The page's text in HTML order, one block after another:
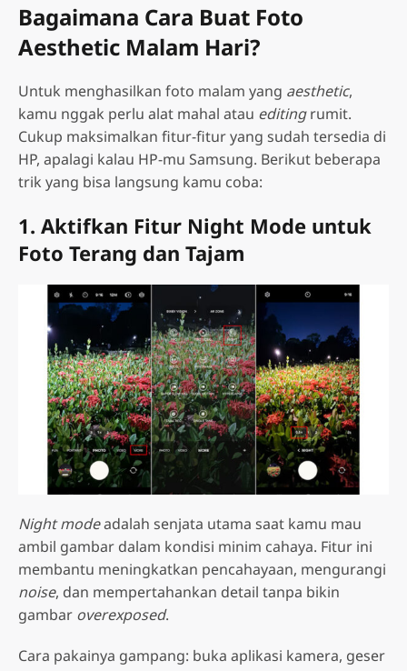
Bagaimana Cara Buat Foto
Aesthetic Malam Hari?
Untuk menghasilkan foto malam yang aesthetic,
kamu nggak perlu alat mahal atau editingrumit.
Cukup maksimalkan fitur-fitur yang sudah tersedia di
HP, apalagi kalau HP-mu Samsung. Berikut beberapa
trik yang bisa langsung kamu coba:
1. Aktifkan Fitur Night Mode untuk
Foto Terang dan Tajam
Night modeadalah senjata utama saat kamu mau
ambil gambar dalam kondisi minim cahaya. Fitur ini
membantu meningkatkan pencahayaan, mengurangi
noise, dan mempertahankan detail tanpa bikin
gambar overexposed.
Cara pakainya gampang: buka aplikasi kamera, geser